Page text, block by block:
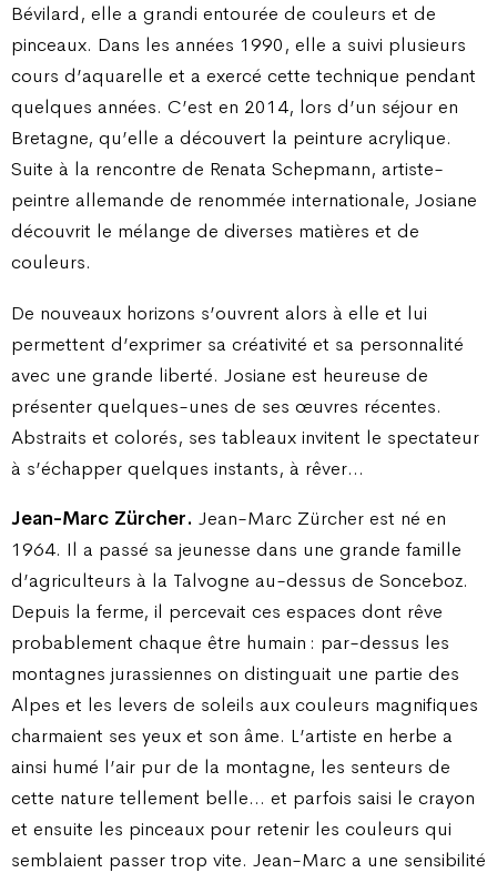
Bévilard, elle a grandi entourée de couleurs et de
pinceaux. Dans les années 1990, elle a suivi plusieurs
cours d’aquarelle et a exercé cette technique pendant
quelques années. C’est en 2014, lors d’un séjour en
Bretagne, qu’elle a découvert la peinture acrylique.
Suite à la rencontre de Renata Schepmann, artiste-
peintre allemande de renommée internationale, Josiane
découvrit le mélange de diverses matières et de
couleurs.
De nouveaux horizons s’ouvrent alors à elle et lui
permettent d’exprimer sa créativité et sa personnalité
avec une grande liberté. Josiane est heureuse de
présenter quelques-unes de ses œuvres récentes.
Abstraits et colorés, ses tableaux invitent le spectateur
à s’échapper quelques instants, à rêver…
Jean-Marc Zürcher. Jean-Marc Zürcher est né en
1964. Il a passé sa jeunesse dans une grande famille
d’agriculteurs à la Talvogne au-dessus de Sonceboz.
Depuis la ferme, il percevait ces espaces dont rêve
probablement chaque être humain : par-dessus les
montagnes jurassiennes on distinguait une partie des
Alpes et les levers de soleils aux couleurs magnifiques
charmaient ses yeux et son âme. L’artiste en herbe a
ainsi humé l’air pur de la montagne, les senteurs de
cette nature tellement belle… et parfois saisi le crayon
et ensuite les pinceaux pour retenir les couleurs qui
semblaient passer trop vite. Jean-Marc a une sensibilité